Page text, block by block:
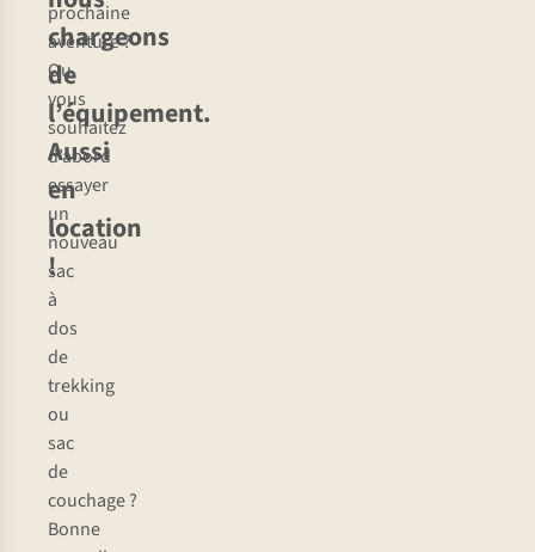
chargeons
de
l’équipement.
Aussi
en
location
!
prochaine
aventure ?
Ou
vous
souhaitez
d’abord
essayer
un
nouveau
sac
à
dos
de
trekking
ou
sac
de
couchage ?
Bonne